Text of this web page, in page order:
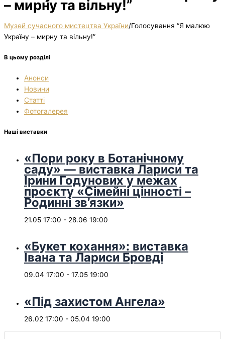
– мирну та вільну!”
Музей сучасного мистецтва України/Голосування “Я малюю
Україну – мирну та вільну!”
В цьому розділі
Анонси
Новини
Статті
Фотогалерея
Наші виставки
«Пори року в Ботанічному
саду» — виставка Лариси та
Ірини Годунових у межах
проєкту «Сімейні цінності –
Родинні зв’язки»
21.05 17:00 - 28.06 19:00
«Букет кохання»: виставка
Івана та Лариси Бровді
09.04 17:00 - 17.05 19:00
«Під захистом Ангела»
26.02 17:00 - 05.04 19:00